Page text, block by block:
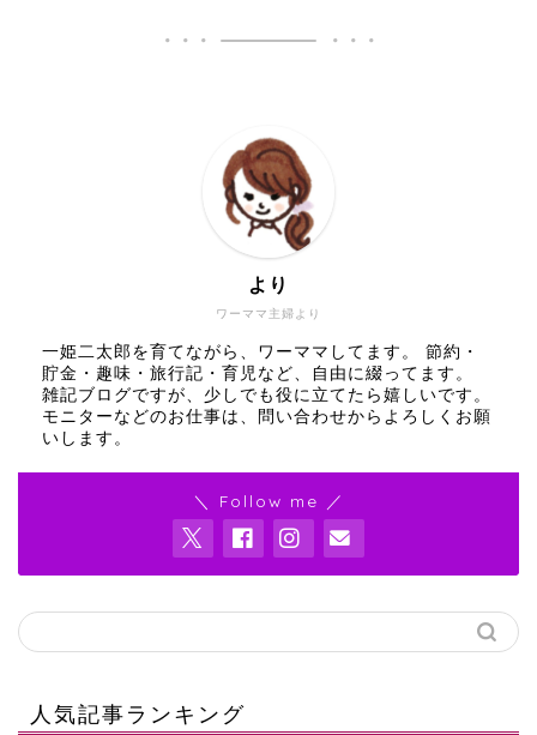
【2026年最新】神戸レタス クーポンまとめ！誕
生日500ポイント・LINE・送料無料キャンペーン
クーポン
イオンネットスーパーとグリーンビーンズの違い
10個！どっちが安い？送料・時間指定・置き配を
徹底比較
2026-02-24
...
ワーママ主婦より
より
一姫二太郎を育てながら、ワーママしてます。 節約・
貯金・趣味・旅行記・育児など、自由に綴ってます。
雑記ブログですが、少しでも役に立てたら嬉しいです。
モニターなどのお仕事は、問い合わせからよろしくお願
いします。
＼ Follow me ／
人気記事ランキング